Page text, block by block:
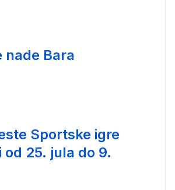
nade Bara
Sportske igre
25. jula do 9.